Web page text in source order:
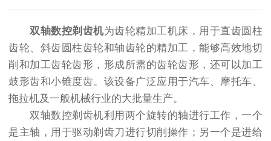
双轴数控剃齿机为齿轮精加工机床，用于直齿圆柱
齿轮、斜齿圆柱齿轮和轴齿轮的精加工，能够高效地切
削和加工齿轮齿形，形成所需的齿轮齿形，还可以加工
鼓形齿和小锥度齿。该设备广泛应用于汽车、摩托车、
拖拉机及一般机械行业的大批量生产。
双轴数控剃齿机利用两个旋转的轴进行工作，一个
是主轴，用于驱动剃齿刀进行切削操作；另一个是进给